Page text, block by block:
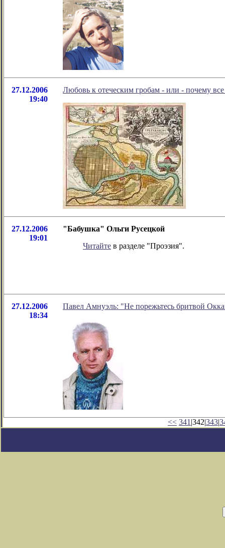
27.12.2006
19:40
Любовь к отеческим гробам - или - почему
27.12.2006
19:01
"Бабушка" Ольги Русецкой
Читайте в разделе "Проэзия".
27.12.2006
18:34
Павел Амнуэль: "Не порежьтесь бритвой
<< 341 |342|343|